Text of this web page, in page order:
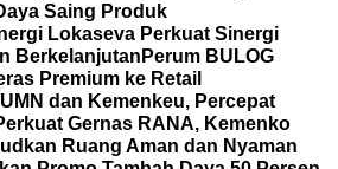
Saing Produk
Lokaseva Perkuat Sinergi
Berkelanjutan Perum BULOG
Premium ke Retail
dan Kemenkeu, Percepat
Gernas RANA, Kemenko
Ruang Aman dan Nyaman